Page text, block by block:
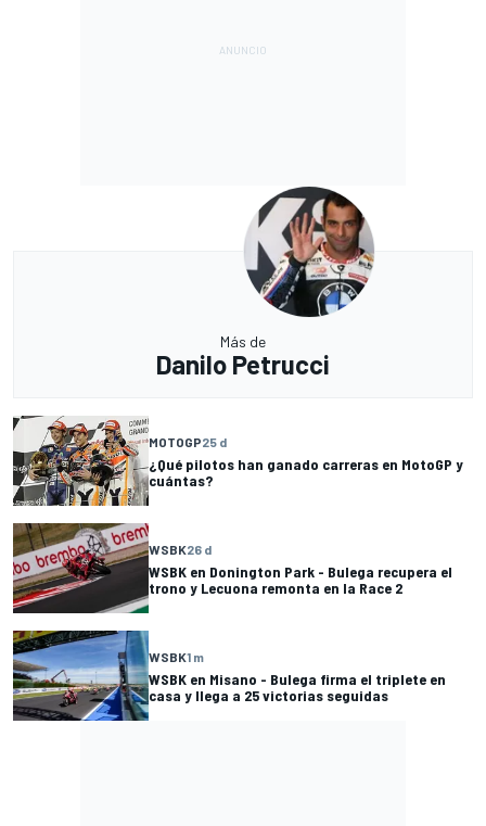
Más de
Danilo Petrucci
MOTOGP25 d
¿Qué pilotos han ganado carreras en MotoGP y
cuántas?
WSBK26 d
WSBK en Donington Park - Bulega recupera el
trono y Lecuona remonta en la Race 2
WSBK1 m
WSBK en Misano - Bulega firma el triplete en
casa y llega a 25 victorias seguidas